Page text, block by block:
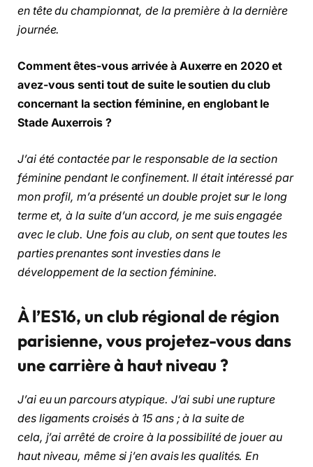
en tête du championnat, de la première à la dernière
journée.
Comment êtes-vous arrivée à Auxerre en 2020 et
avez-vous senti tout de suite le soutien du club
concernant la section féminine, en englobant le
Stade Auxerrois ?
J’ai été contactée par le responsable de la section
féminine pendant le confinement. Il était intéressé par
mon profil, m’a présenté un double projet sur le long
terme et, à la suite d’un accord, je me suis engagée
avec le club. Une fois au club, on sent que toutes les
parties prenantes sont investies dans le
développement de la section féminine.
À l’ES16, un club régional de région
parisienne, vous projetez-vous dans
une carrière à haut niveau ?
J’ai eu un parcours atypique. J’ai subi une rupture
des ligaments croisés à 15 ans ; à la suite de
cela, j’ai arrêté de croire à la possibilité de jouer au
haut niveau, même si j’en avais les qualités. En